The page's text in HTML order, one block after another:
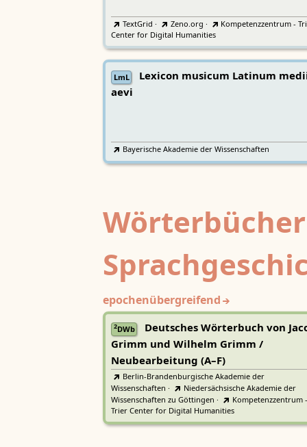
TextGrid · Zeno.org ·
Kompetenzzentrum -
Center for Digital Humanities
LmL
Lexicon musicum Latinum
aevi
Bayerische Akademie der Wissenschaften
epochenübergreifend
2DWb
Deutsches Wörterbuch von
Grimm und Wilhelm Grimm /
Neubearbeitung (A–F)
Berlin-Brandenburgische Akademie der
Wissenschaften ·
Niedersächsische Akademie der
Wissenschaften zu Göttingen ·
Kompetenzzentrum -
Trier Center for Digital Humanities